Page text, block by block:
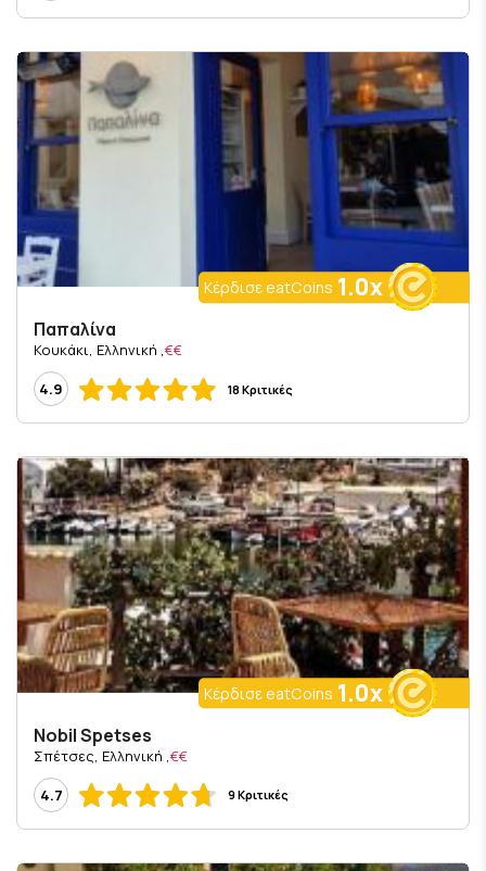
Κέρδισε eatCoins 1.0x
Παπαλίνα
€€
, Κουκάκι, Ελληνική
4.9
18 Κριτικές
Κέρδισε eatCoins 1.0x
Nobil Spetses
€€
, Σπέτσες, Ελληνική
4.7
9 Κριτικές